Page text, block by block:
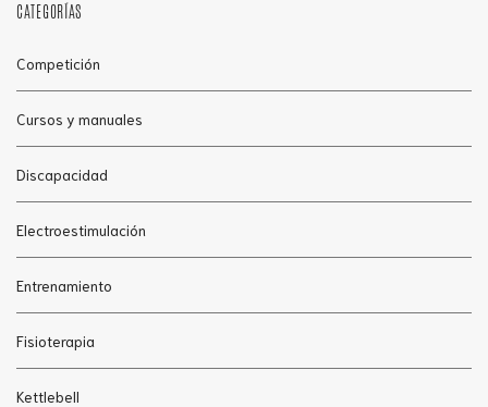
CATEGORÍAS
Competición
Cursos y manuales
Discapacidad
Electroestimulación
Entrenamiento
Fisioterapia
Kettlebell